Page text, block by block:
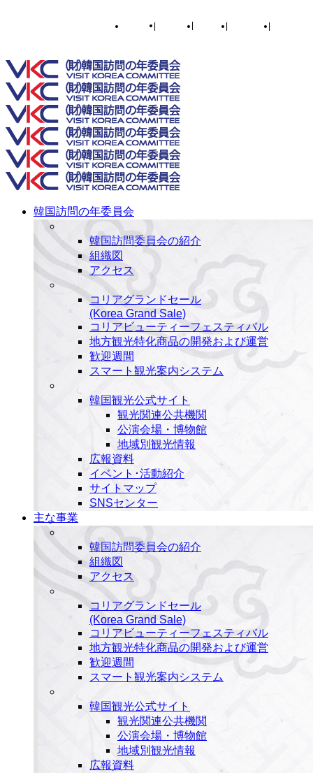
한국어 English 日本語 简体中文
韓国訪問の年委員会
韓国訪問委員会の紹介
組織図
アクセス
コリアグランドセール
(Korea Grand Sale)
コリアビューティーフェスティバル
地方観光特化商品の開発および運営
歓迎週間
スマート観光案内システム
韓国観光公式サイト
観光関連公共機関
公演会場・博物館
地域別観光情報
広報資料
イベント･活動紹介
サイトマップ
SNSセンター
主な事業
韓国訪問委員会の紹介
組織図
アクセス
コリアグランドセール
(Korea Grand Sale)
コリアビューティーフェスティバル
地方観光特化商品の開発および運営
歓迎週間
スマート観光案内システム
韓国観光公式サイト
観光関連公共機関
公演会場・博物館
地域別観光情報
広報資料